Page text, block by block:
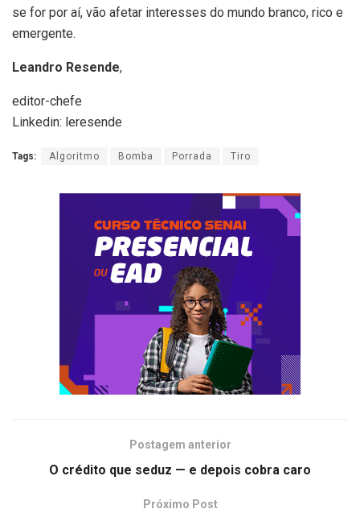
se for por aí, vão afetar interesses do mundo branco, rico e
emergente.
Leandro Resende,
editor-chefe
Linkedin: leresende
Tags: Algoritmo Bomba Porrada Tiro
Postagem anterior
O crédito que seduz — e depois cobra caro
Próximo Post